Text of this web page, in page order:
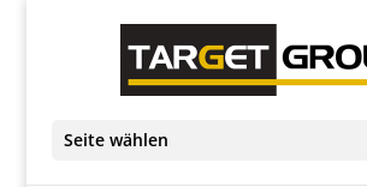
Seite wählen